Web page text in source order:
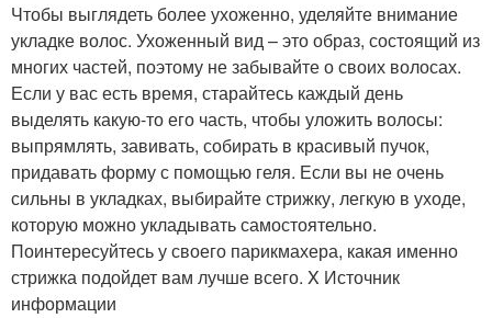
Чтобы выглядеть более ухоженно, уделяйте внимание
укладке волос. Ухоженный вид – это образ, состоящий из
многих частей, поэтому не забывайте о своих волосах.
Если у вас есть время, старайтесь каждый день
выделять какую-то его часть, чтобы уложить волосы:
выпрямлять, завивать, собирать в красивый пучок,
придавать форму с помощью геля. Если вы не очень
сильны в укладках, выбирайте стрижку, легкую в уходе,
которую можно укладывать самостоятельно.
Поинтересуйтесь у своего парикмахера, какая именно
стрижка подойдет вам лучше всего. X Источник
информации